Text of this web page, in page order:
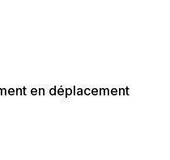
en déplacement